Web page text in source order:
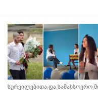
სურვილებითა და სამახსოვრო